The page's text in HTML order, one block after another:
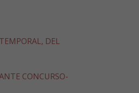
DEL
CONCURSO-